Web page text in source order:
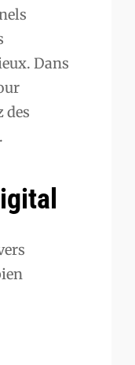
Dans
des